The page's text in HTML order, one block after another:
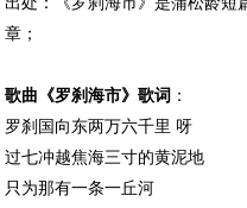
章；
歌曲《罗刹海市》歌词 ：
罗刹国向东两万六千里 呀
过七冲越焦海三寸的黄泥地
只为那有一条一丘河